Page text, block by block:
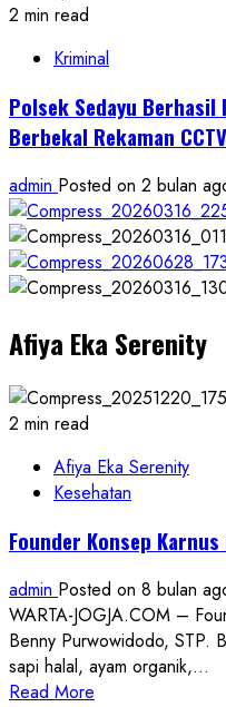
2 min read
Kriminal
Polsek Sedayu
Berbekal Rekaman
admin Posted on 2 bulan
Afiya Eka Serenity
2 min read
Afiya Eka Serenity
Kesehatan
Founder Konsep
admin Posted on 8 bulan
WARTA-JOGJA.COM –
Benny Purwowidodo, STP.
sapi halal, ayam organik,...
Read More